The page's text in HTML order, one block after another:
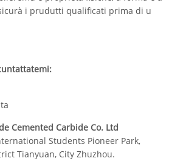
i prudutti qualificati prima di u
Cemented Carbide Co. Ltd
Students Pioneer Park,
Tianyuan, City Zhuzhou.